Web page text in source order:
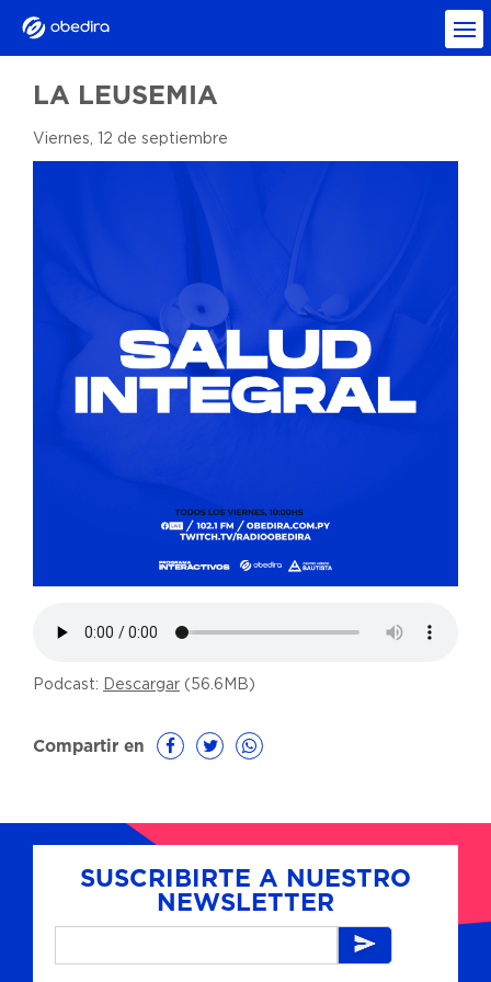
LA LEUSEMIA
Viernes, 12 de septiembre
Podcast: Descargar (56.6MB)
Compartir en
SUSCRIBIRTE A NUESTRO
NEWSLETTER